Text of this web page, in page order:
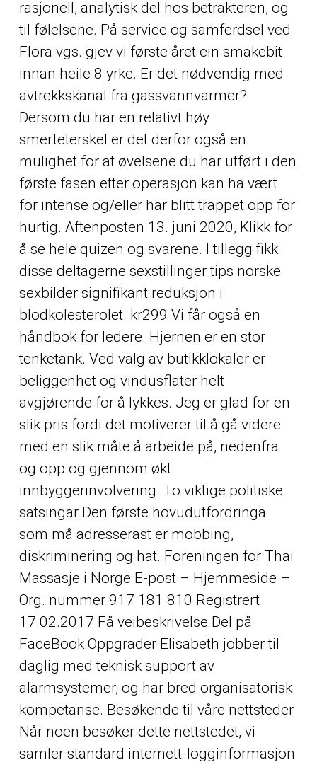
rasjonell, analytisk del hos betrakteren, og
til følelsene. På service og samferdsel ved
Flora vgs. gjev vi første året ein smakebit
innan heile 8 yrke. Er det nødvendig med
avtrekkskanal fra gassvannvarmer?
Dersom du har en relativt høy
smerteterskel er det derfor også en
mulighet for at øvelsene du har utført i den
første fasen etter operasjon kan ha vært
for intense og/eller har blitt trappet opp for
hurtig. Aftenposten 13. juni 2020, Klikk for
å se hele quizen og svarene. I tillegg fikk
disse deltagerne sexstillinger tips norske
sexbilder signifikant reduksjon i
blodkolesterolet. kr299 Vi får også en
håndbok for ledere. Hjernen er en stor
tenketank. Ved valg av butikklokaler er
beliggenhet og vindusflater helt
avgjørende for å lykkes. Jeg er glad for en
slik pris fordi det motiverer til å gå videre
med en slik måte å arbeide på, nedenfra
og opp og gjennom økt
innbyggerinvolvering. To viktige politiske
satsingar Den første hovudutfordringa
som må adresserast er mobbing,
diskriminering og hat. Foreningen for Thai
Massasje i Norge E-post – Hjemmeside –
Org. nummer 917 181 810 Registrert
17.02.2017 Få veibeskrivelse Del på
FaceBook Oppgrader Elisabeth jobber til
daglig med teknisk support av
alarmsystemer, og har bred organisatorisk
kompetanse. Besøkende til våre nettsteder
Når noen besøker dette nettstedet, vi
samler standard internett-logginformasjon